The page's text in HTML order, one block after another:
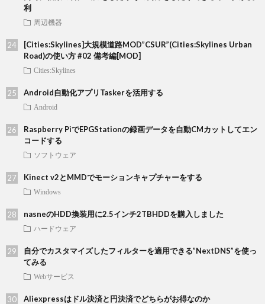
利
周辺機器
[Cities:Skylines]大規模道路MOD”CSUR”(Cities:Skylines Urban
Road)の使い方 #02 備考編[MOD]
Cities:Skylines
Android自動化アプリTaskerを活用する
Android
Raspberry PiでEPGStationの録画データを自動CMカットしてエン
コードする
ソフトウェア
Kinect v2とMMDでモーションキャプチャーをする
Windows
nasneのHDD換装用に2.5インチ2TBHDDを購入しました
ハードウェア
自分でカスタマイズしたフィルターを適用できる”NextDNS”を使っ
てみる
Webサービス
Aliexpressはドル決済と円決済でどちらがお得なのか